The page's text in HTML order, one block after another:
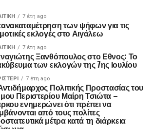
7 έτη ago
των ψήφων για τις
εκλογές στο Αιγάλεω
7 έτη ago
Ξανθόπουλος στο Εθνος: Το
των εκλογών της 7ης Ιουλίου
7 έτη ago
Πολιτικής Προστασίας του
Περιστερίου Μαίρη Τσιώτα –
ενημερώνει ότι πρέπει να
από τους πολίτες
μέτρα κατά τη διάρκεια